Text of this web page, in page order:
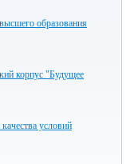
образования
корпус "Будущее
условий